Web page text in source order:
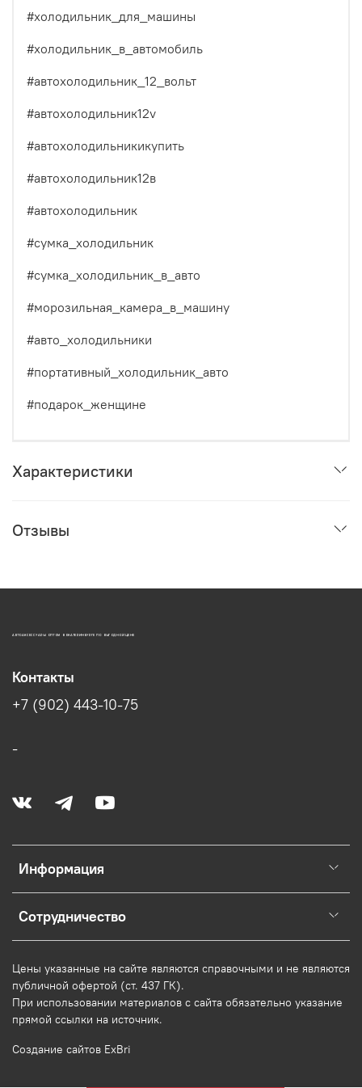
#холодильник_для_машины
#холодильник_в_автомобиль
#автохолодильник_12_вольт
#автохолодильник12v
#автохолодильникикупить
#автохолодильник12в
#автохолодильник
#сумка_холодильник
#сумка_холодильник_в_авто
#морозильная_камера_в_машину
#авто_холодильники
#портативный_холодильник_авто
#подарок_женщине
Характеристики
Отзывы
АВТОАКСЕССУАРЫ ОПТОМ В ЕКАТЕРИНБУРГЕ ПО ВЫГОДНОЙ ЦЕНЕ
Информация
Сотрудничество
Контакты
+7 (902) 443-10-75
-
Цены указанные на сайте являются справочными и не являются
публичной офертой (ст. 437 ГК).
При использовании материалов с сайта обязательно указание
прямой ссылки на источник.
Создание сайтов ExBri